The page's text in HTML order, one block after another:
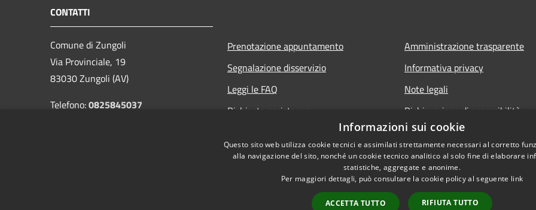
CONTATTI
Comune di Zungoli
Via Provinciale, 19
83030 Zungoli (AV)
Telefono:0825845037
Prenotazione appuntamento
Segnalazione disservizio
Leggi le FAQ
Richiesta assistenza
Amministrazione trasparente
Informativa privacy
Note legali
Dichiarazione di accessibilità
Informazioni sui cookie
Questo sito web utilizza cookie tecnici e assimilati strettamente necessari al corretto
alla navigazione del sito, nonché un cookie tecnico analitico al solo fine di elaborare
statistiche, aggregate e anonime.
Per maggiori dettagli, può consultare la cookie policy al seguente link
ACCETTA TUTTO RIFIUTA TUTTO